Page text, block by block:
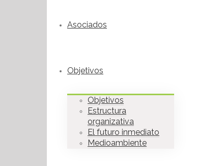
Asociados
Objetivos
Objetivos
Estructura
organizativa
El futuro inmediato
Medioambiente